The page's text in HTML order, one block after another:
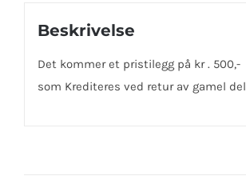
Beskrivelse
Det kommer et pristilegg på kr . 500,-
som Krediteres ved retur av gamel del